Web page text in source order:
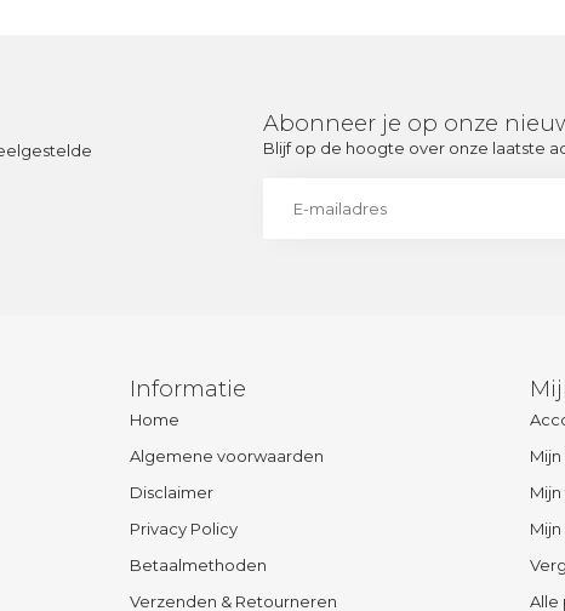
Abonneer je op onze
Blijf op de hoogte over onze laatste
Informatie
Home
Algemene voorwaarden
Disclaimer
Privacy Policy
Betaalmethoden
Verzenden & Retourneren
Alle